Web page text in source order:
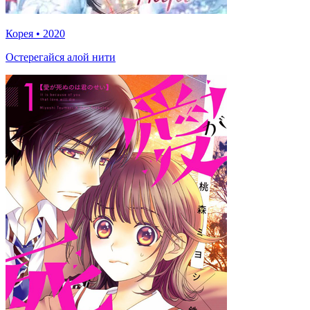
Корея • 2020
Остерегайся алой нити